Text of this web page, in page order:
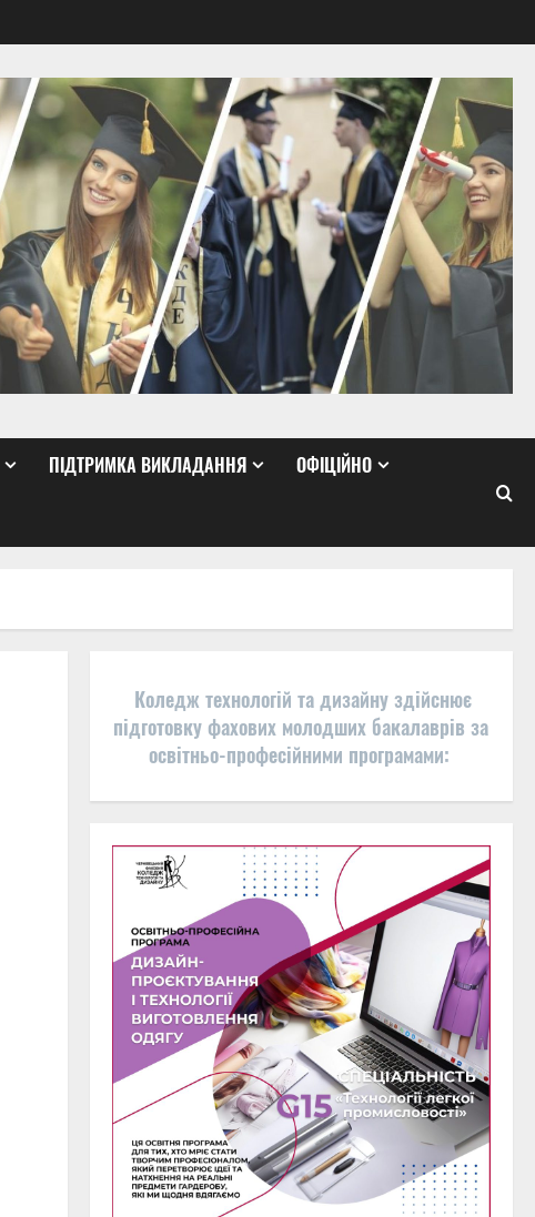
ПІДТРИМКА ВИКЛАДАННЯ ОФІЦІЙНО
Коледж технологій та дизайну здійснює
підготовку фахових молодших бакалаврів за
освітньо-професійними програмами: